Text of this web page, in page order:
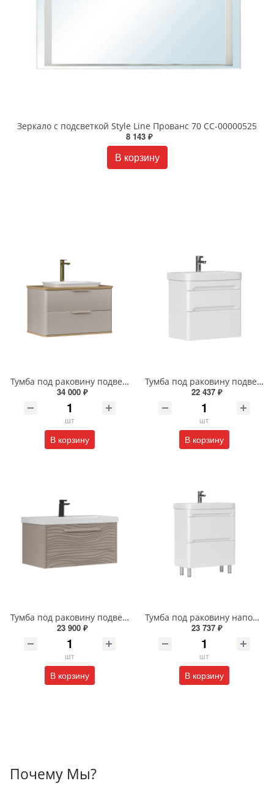
Зеркало с подсветкой Style Line Прованс 70 СС-00000525
8 143 ₽
В корзину
Тумба под раковину подвесная EQUIL Десерт 80.2Я/Desert 80.2Y с ручками в цвет амарок tpDSRT80.2Y-25R амарок/дуб
34 000 ₽
шт
В корзину
Тумба под раковину подвесная EQUIL Найс 70 см tpNICE70.2Y-05 белая
22 437 ₽
шт
В корзину
Тумба под раковину подвесная EQUIL Глеам 80.1Я/Gleam 80.1Y амарок/дуб вотан tpGLEAM80.1Y-25
23 900 ₽
шт
В корзину
Тумба под раковину напольная EQUIL Найс 60 см tnNICE60.2Y-05 белая
23 737 ₽
шт
В корзину
Почему Мы?